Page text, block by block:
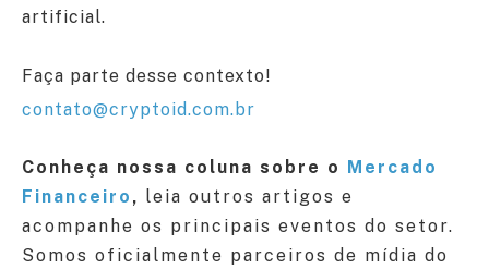
artificial.
Faça parte desse contexto!
contato@cryptoid.com.br
Conheça nossa coluna sobre o
Mercado
Financeiro , leia outros artigos e
acompanhe os principais eventos do setor.
Somos oficialmente parceiros de mídia do